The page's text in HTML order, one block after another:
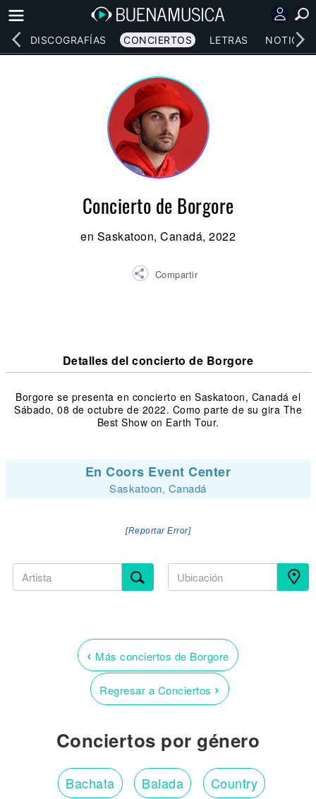
DISCOGRAFÍAS CONCIERTOS LETRAS NOTICIAS
Concierto de Borgore
en Saskatoon, Canadá, 2022
Compartir
Detalles del concierto de Borgore
Borgore se presenta en concierto en Saskatoon, Canadá el
Sábado, 08 de octubre de 2022. Como parte de su gira The
Best Show on Earth Tour.
En Coors Event Center
Saskatoon, Canadá
[Reportar Error]
‹ Más conciertos de Borgore
Regresar a Conciertos ›
Conciertos por género
Bachata Balada Country